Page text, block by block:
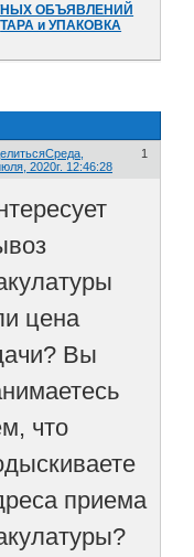
ОБЪЯВЛЕНИЙ
ТАРА и УПАКОВКА
1
Среда,
2020г. 12:46:28
цена
Вы
что
приема